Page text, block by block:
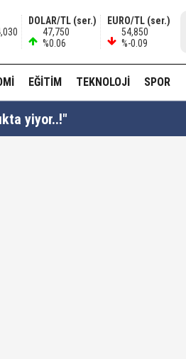
DOLAR/TL (ser.)
47,750
%0.06
EURO/TL (ser.)
54,850
%-0.09
EĞITIM TEKNOLOJI SPOR
yiyor..!"
kararı...
dikkat çekti!